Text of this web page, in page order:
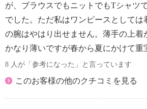
が、ブラウスでもニットでもTシャツ
でした。ただ私はワンピースとしては
の腕はやはり出せません。薄手の上着
かなり薄いですが春から夏にかけて重
8 人が「参考になった」と言っています
このお客様の他のクチコミを見る